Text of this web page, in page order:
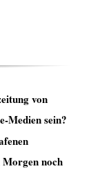
von
Medien sein?
noch